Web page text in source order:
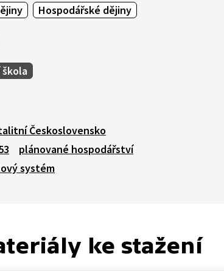
Hospodářské dějiny
Československo
plánované hospodářství
systém
ke stažení